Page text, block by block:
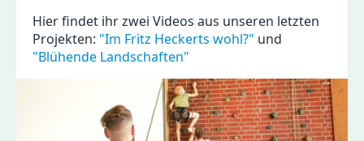
Hier findet ihr zwei Videos aus unseren letzten
Projekten: "Im Fritz Heckerts wohl?" und
"Blühende Landschaften"